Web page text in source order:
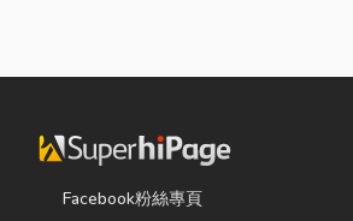
Facebook粉絲專頁